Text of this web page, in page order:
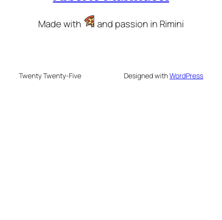
Made with and passion in Rimini
Twenty Twenty-Five Designed withWordPress